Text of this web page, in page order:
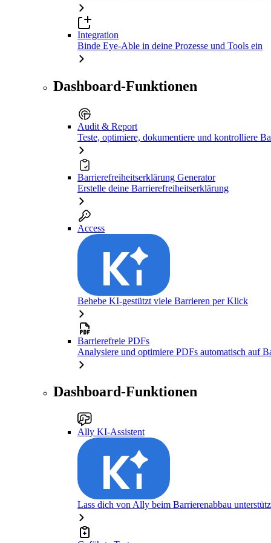
Integration
Binde Eye-Able in deine Prozesse und Tools ein
Dashboard-Funktionen
Audit & Report
Teste, optimiere, dokumentiere und kontrolliere
Barrierefreiheitserklärung Generator
Erstelle deine Barrierefreiheitserklärung
Access
Behebe KI-gestützt viele Barrieren per Klick
Barrierefreie PDFs
Analysiere und optimiere PDFs automatisch auf
Dashboard-Funktionen
Ally KI-Assistent
Lass dich von Ally beim Barrierenabbau